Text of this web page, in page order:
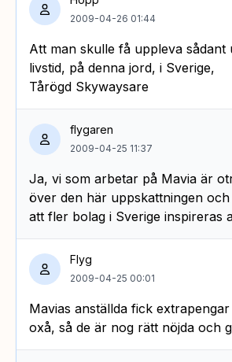
2009-04-26 01:44
Att man skulle få uppleva sådant
livstid, på denna jord, i Sverige,
Tårögd Skywaysare
flygaren
2009-04-25 11:37
Ja, vi som arbetar på Mavia är
över den här uppskattningen
att fler bolag i Sverige inspireras
Flyg
2009-04-25 00:01
Mavias anställda fick
oxå, så de är nog rätt nöjda och